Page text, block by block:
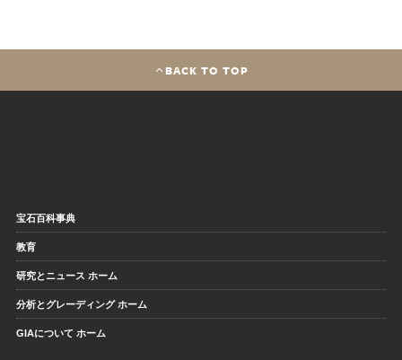
BACK TO TOP
宝石百科事典
教育
研究とニュース ホーム
分析とグレーディング ホーム
GIAについて ホーム